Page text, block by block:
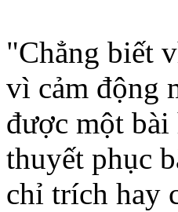
"Chẳng biết
vì cảm động
được một
thuyết phục
chỉ trích hay